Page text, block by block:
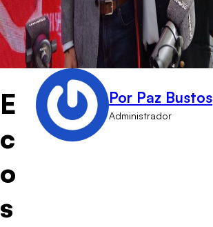
E
c
o
s
Por Paz Bustos
Administrador